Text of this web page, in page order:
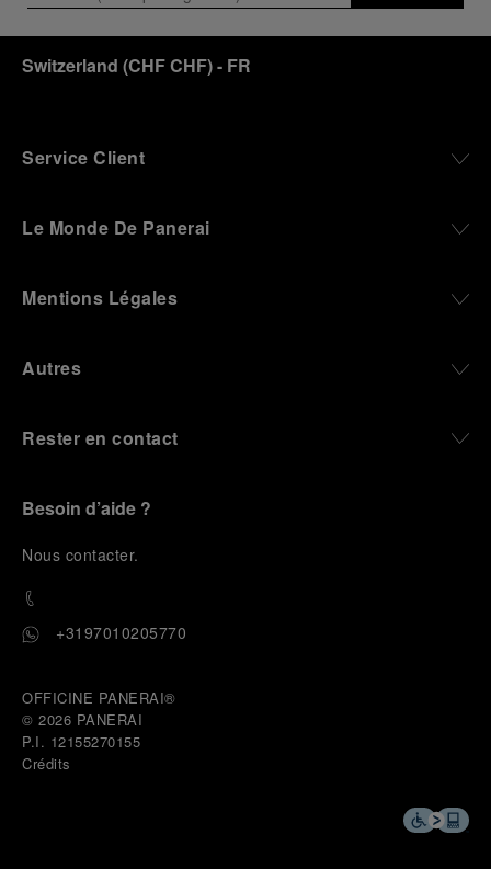
Switzerland (CHF CHF)- FR
Service Client
Le Monde De Panerai
Mentions Légales
Autres
Rester en contact
Besoin d’aide ?
Nous contacter.
+3197010205770
OFFICINE PANERAI®
© 2026 PANERAI
P.I. 12155270155
Crédits